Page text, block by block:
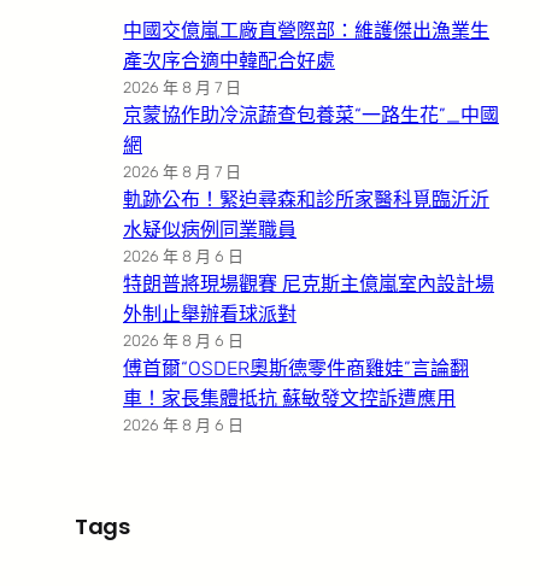
中國交億嵐工廠直營際部：維護傑出漁業生
產次序合適中韓配合好處
2026 年 8 月 7 日
京蒙協作助冷涼蔬查包養菜“一路生花”_中國
網
2026 年 8 月 7 日
軌跡公布！緊迫尋森和診所家醫科覓臨沂沂
水疑似病例同業職員
2026 年 8 月 6 日
特朗普將現場觀賽 尼克斯主億嵐室內設計場
外制止舉辦看球派對
2026 年 8 月 6 日
傅首爾“OSDER奧斯德零件商雞娃”言論翻
車！家長集體抵抗 蘇敏發文控訴遭應用
2026 年 8 月 6 日
Tags